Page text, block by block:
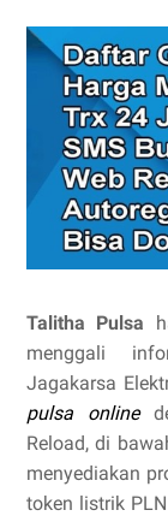
Talitha Pulsa
menggali
Jagakarsa
pulsa online
Reload, di
menyediakan
token listrik